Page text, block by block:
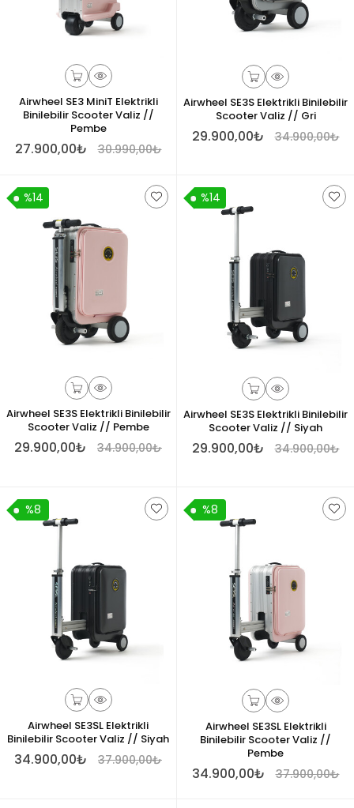
Airwheel SE3 MiniT Elektrikli
Binilebilir Scooter Valiz //
Pembe
27.900,00₺ 30.990,00₺
Airwheel SE3S Elektrikli Binilebilir
Scooter Valiz // Gri
29.900,00₺ 34.900,00₺
%14
Airwheel SE3S Elektrikli Binilebilir
Scooter Valiz // Pembe
29.900,00₺ 34.900,00₺
%14
Airwheel SE3S Elektrikli Binilebilir
Scooter Valiz // Siyah
29.900,00₺ 34.900,00₺
%8
Airwheel SE3SL Elektrikli
Binilebilir Scooter Valiz // Siyah
34.900,00₺ 37.900,00₺
%8
Airwheel SE3SL Elektrikli
Binilebilir Scooter Valiz //
Pembe
34.900,00₺ 37.900,00₺